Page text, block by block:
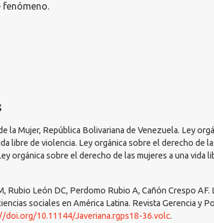
fenómeno.
la Mujer, República Bolivariana de Venezuela. Ley
libre de violencia. Ley orgánica sobre el derecho de
orgánica sobre el derecho de las mujeres a una vida
Rubio León DC, Perdomo Rubio A, Cañón Crespo
sociales en América Latina. Revista Gerencia y
doi.org/10.11144/Javeriana.rgps18-36.volc.